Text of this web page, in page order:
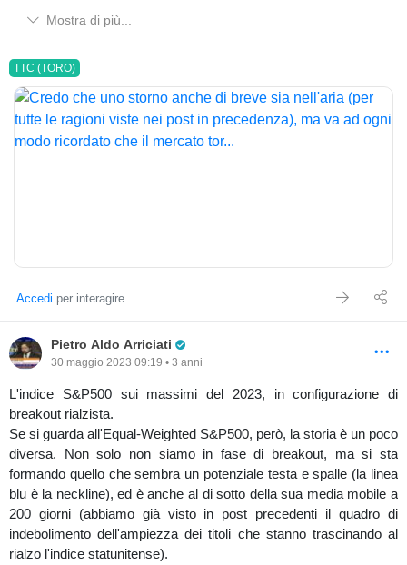
Mostra di più...
TTC (TORO)
Accedi per interagire
Pietro Aldo Arriciati
30 maggio 2023 09:19 • 3 anni
L'indice S&P500 sui massimi del 2023, in configurazione di
breakout rialzista.
Se si guarda all'Equal-Weighted S&P500, però, la storia è un poco
diversa. Non solo non siamo in fase di breakout, ma si sta
formando quello che sembra un potenziale testa e spalle (la linea
blu è la neckline), ed è anche al di sotto della sua media mobile a
200 giorni (abbiamo già visto in post precedenti il quadro di
indebolimento dell'ampiezza dei titoli che stanno trascinando al
rialzo l'indice statunitense).